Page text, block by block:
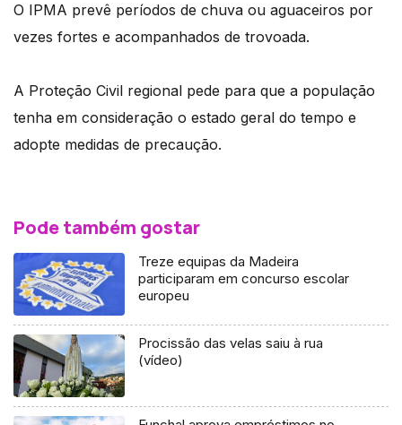
O IPMA prevê períodos de chuva ou aguaceiros por
vezes fortes e acompanhados de trovoada.
A Proteção Civil regional pede para que a população
tenha em consideração o estado geral do tempo e
adopte medidas de precaução.
Pode também gostar
Treze equipas da Madeira
participaram em concurso escolar
europeu
Procissão das velas saiu à rua
(vídeo)